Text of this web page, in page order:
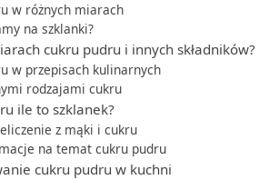
w różnych miarach
na szklanki?
cukru pudru i innych składników?
w przepisach kulinarnych
rodzajami cukru
ile to szklanek?
z mąki i cukru
na temat cukru pudru
cukru pudru w kuchni